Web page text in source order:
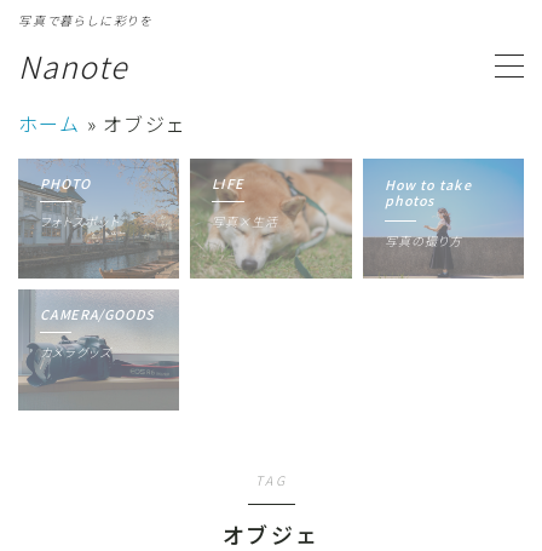
Nanote
写真で暮らしに彩りを
MENU
カテゴリ一覧 Category
写真ギャラリー Gallery
プロフィール
ホーム » オブジェ
フォトスポット
PHOTO
写真×生活
LIFE
写真の撮り方
How to take
photos
カメラグッズ
CAMERA/GOODS
TAG
オブジェ